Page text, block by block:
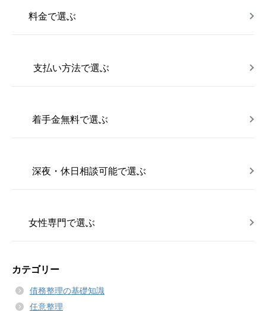
料金で選ぶ
支払い方法で選ぶ
着手金無料で選ぶ
深夜・休日相談可能で選ぶ
女性専門で選ぶ
カテゴリー
債務整理の基礎知識
任意整理